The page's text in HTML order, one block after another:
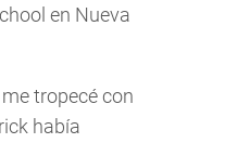
en Nueva
tropecé con
había